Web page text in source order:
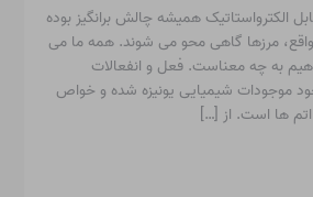
الکترواستاتیک همیشه چالش برانگیز بوده
مرزها گاهی محو می شوند. همه ما می
به چه معناست. فعل و انفعالات
موجودات شیمیایی یونیزه شده و خواص
اتم ها است. از […]